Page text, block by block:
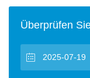
Überprüfen